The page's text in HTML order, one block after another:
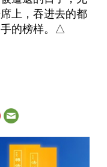
上，吞进去的都
的榜样。△